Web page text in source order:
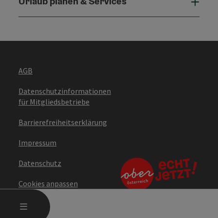
MENÜ
AGB
Datenschutzinformationen
für Mitgliedsbetriebe
Barrierefreiheitserklärung
Impressum
Datenschutz
Cookies anpassen